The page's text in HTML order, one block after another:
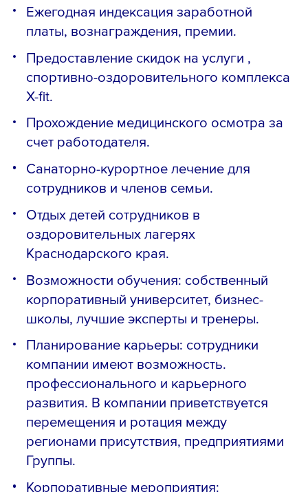
Ежегодная индексация заработной
платы, вознаграждения, премии.
Предоставление скидок на услуги ,
спортивно-оздоровительного комплекса
X-fit.
Прохождение медицинского осмотра за
счет работодателя.
Санаторно-курортное лечение для
сотрудников и членов семьи.
Отдых детей сотрудников в
оздоровительных лагерях
Краснодарского края.
Возможности обучения: собственный
корпоративный университет, бизнес-
школы, лучшие эксперты и тренеры.
Планирование карьеры: сотрудники
компании имеют возможность.
профессионального и карьерного
развития. В компании приветствуется
перемещения и ротация между
регионами присутствия, предприятиями
Группы.
Корпоративные мероприятия: